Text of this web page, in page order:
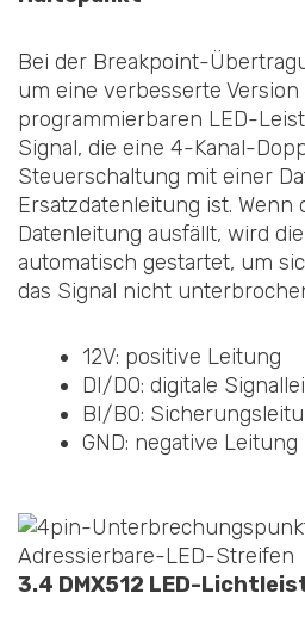
Bei der Breakpoint-
um eine verbesserte Version
programmierbaren LED-
Signal, die eine 4-Kanal-
Steuerschaltung mit einer
Ersatzdatenleitung ist. Wenn
Datenleitung ausfällt, wird
automatisch gestartet, um
das Signal nicht
12V: positive Leitung
DI/DO: digitale
BI/BO:
GND: negative Leitung
3.4 DMX512 LED-